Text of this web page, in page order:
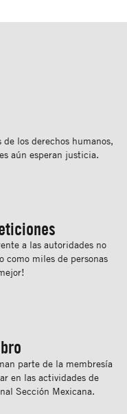
los derechos humanos,
aún esperan justicia.
a las autoridades no
como miles de personas
parte de la membresía
en las actividades de
Sección Mexicana.